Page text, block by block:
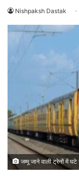
Nishpaksh Dastak
जम्मू जाने वाली ट्रेनों में घटे